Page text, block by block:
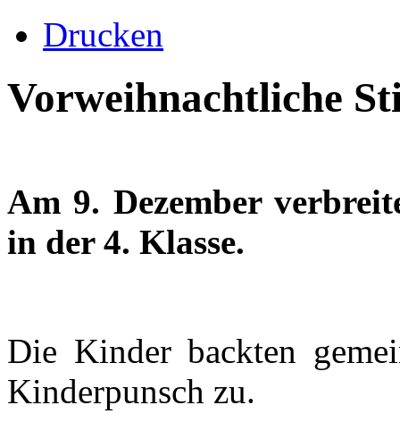
Drucken
Vorweihnachtliche
Am 9. Dezember
in der 4. Klasse.
Die Kinder backten
Kinderpunsch zu.